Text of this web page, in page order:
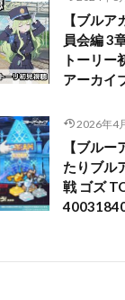
【ブル
員会編 3
トーリー
アーカイ
2026年4
【ブル
たりブル
戦 ゴズ
40031840